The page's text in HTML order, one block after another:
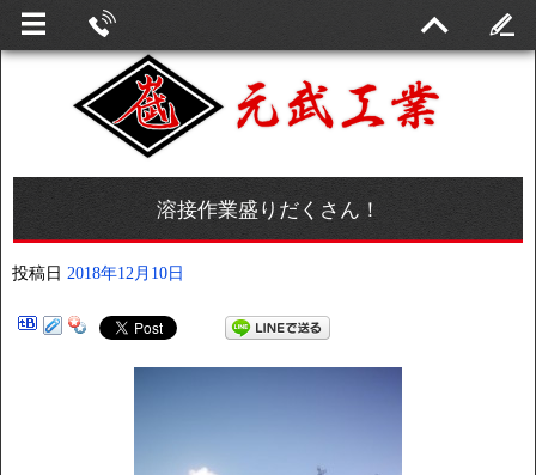
溶接作業盛りだくさん！
投稿日 2018年12月10日